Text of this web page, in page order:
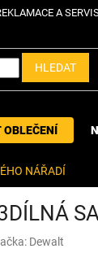
A
HLEDAT
OBLEČENÍ
NÁŘADÍ
Dewalt